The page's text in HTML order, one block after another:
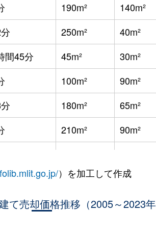
190m² 140m²
250m² 40m²
間45分 45m² 30m²
100m² 90m²
180m² 65m²
210m² 90m²
220m² 80m²
860m² 340m²
）を加工して作成
て売却価格推移（2005～2023年